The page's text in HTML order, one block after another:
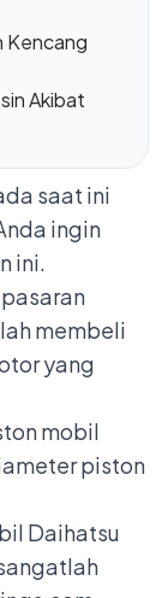
Kencang
Akibat
saat ini
ingin
ini.
membeli
yang
mobil
piston
Daihatsu